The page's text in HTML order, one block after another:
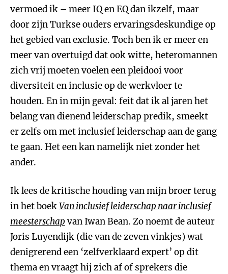
vermoed ik – meer IQ en EQ dan ikzelf, maar
door zijn Turkse ouders ervaringsdeskundige op
het gebied van exclusie. Toch ben ik er meer en
meer van overtuigd dat ook witte, heteromannen
zich vrij moeten voelen een pleidooi voor
diversiteit en inclusie op de werkvloer te
houden. En in mijn geval: feit dat ik al jaren het
belang van dienend leiderschap predik, smeekt
er zelfs om met inclusief leiderschap aan de gang
te gaan. Het een kan namelijk niet zonder het
ander.
Ik lees de kritische houding van mijn broer terug
in het boekVan inclusief leiderschap naar inclusief
meesterschap van Iwan Bean. Zo noemt de auteur
Joris Luyendijk (die van de zeven vinkjes) wat
denigrerend een ‘zelfverklaard expert’ op dit
thema en vraagt hij zich af of sprekers die